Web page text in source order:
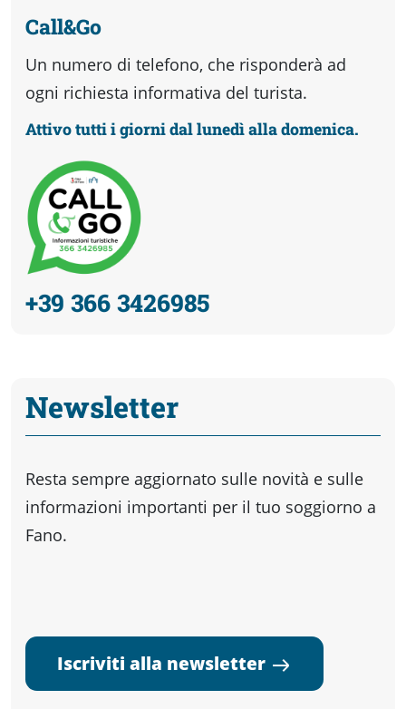
Call&Go
Un numero di telefono, che risponderà ad
ogni richiesta informativa del turista.
Attivo tutti i giorni dal lunedì alla domenica.
+39 366 3426985
Newsletter
Resta sempre aggiornato sulle novità e sulle
informazioni importanti per il tuo soggiorno a
Fano.
Iscriviti alla newsletter